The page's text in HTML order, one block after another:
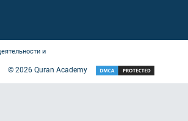
и
©2026Quran Academy